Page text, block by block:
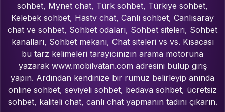
sohbet, Mynet chat, Türk sohbet, Türkiye sohbet,
Kelebek sohbet, Hastv chat, Canlı sohbet, Canlısaray
chat ve sohbet, Sohbet odaları, Sohbet siteleri, Sohbet
kanalları, Sohbet mekanı, Chat siteleri vs vs. Kısacası
bu tarz kelimeleri tarayıcınızın arama motoruna
yazarak www.mobilvatan.com adresini bulup giriş
yapın. Ardından kendinize bir rumuz belirleyip anında
online sohbet, seviyeli sohbet, bedava sohbet, ücretsiz
sohbet, kaliteli chat, canlı chat yapmanın tadını çıkarın.